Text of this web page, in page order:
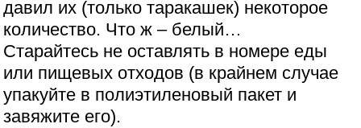
давил их (только таракашек) некоторое
количество. Что ж – белый…
Старайтесь не оставлять в номере еды
или пищевых отходов (в крайнем случае
упакуйте в полиэтиленовый пакет и
завяжите его).